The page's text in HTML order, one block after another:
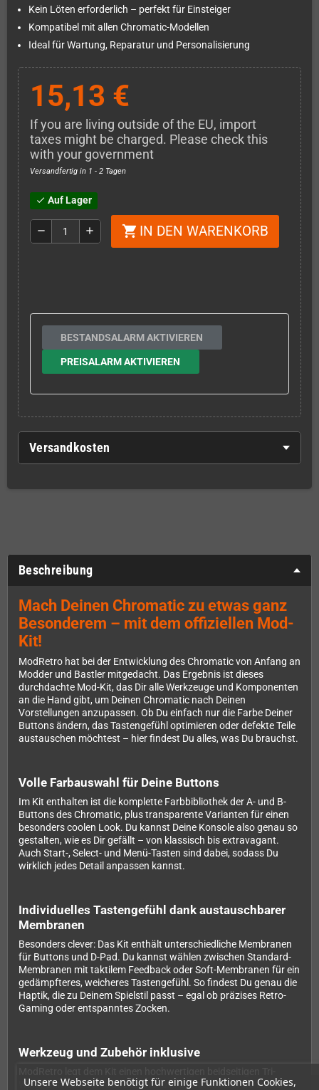
Unsere Webseite benötigt für einige Funktionen Cookies,
Kein Löten erforderlich – perfekt für Einsteiger
Kompatibel mit allen Chromatic-Modellen
Ideal für Wartung, Reparatur und Personalisierung
15,13 €
If you are living outside of the EU, import
taxes might be charged. Please check this
with your government
Versandfertig in 1 - 2 Tagen
check Auf Lager
remove add shopping_cart IN DEN WARENKORB
BESTANDSALARM AKTIVIEREN
PREISALARM AKTIVIEREN
Versandkosten
Beschreibung
Mach Deinen Chromatic zu etwas ganz
Besonderem – mit dem offiziellen Mod-
Kit!
ModRetro hat bei der Entwicklung des Chromatic von Anfang an
Modder und Bastler mitgedacht. Das Ergebnis ist dieses
durchdachte Mod-Kit, das Dir alle Werkzeuge und Komponenten
an die Hand gibt, um Deinen Chromatic nach Deinen
Vorstellungen anzupassen. Ob Du einfach nur die Farbe Deiner
Buttons ändern, das Tastengefühl optimieren oder defekte Teile
austauschen möchtest – hier findest Du alles, was Du brauchst.
Volle Farbauswahl für Deine Buttons
Im Kit enthalten ist die komplette Farbbibliothek der A- und B-
Buttons des Chromatic, plus transparente Varianten für einen
besonders coolen Look. Du kannst Deine Konsole also genau so
gestalten, wie es Dir gefällt – von klassisch bis extravagant.
Auch Start-, Select- und Menü-Tasten sind dabei, sodass Du
wirklich jedes Detail anpassen kannst.
Individuelles Tastengefühl dank austauschbarer
Membranen
Besonders clever: Das Kit enthält unterschiedliche Membranen
für Buttons und D-Pad. Du kannst wählen zwischen Standard-
Membranen mit taktilem Feedback oder Soft-Membranen für ein
gedämpfteres, weicheres Tastengefühl. So findest Du genau die
Haptik, die zu Deinem Spielstil passt – egal ob präzises Retro-
Gaming oder entspanntes Zocken.
Werkzeug und Zubehör inklusive
Wing/Gamebit-Schraubenzieher bei. Damit öffnest Du Deinen